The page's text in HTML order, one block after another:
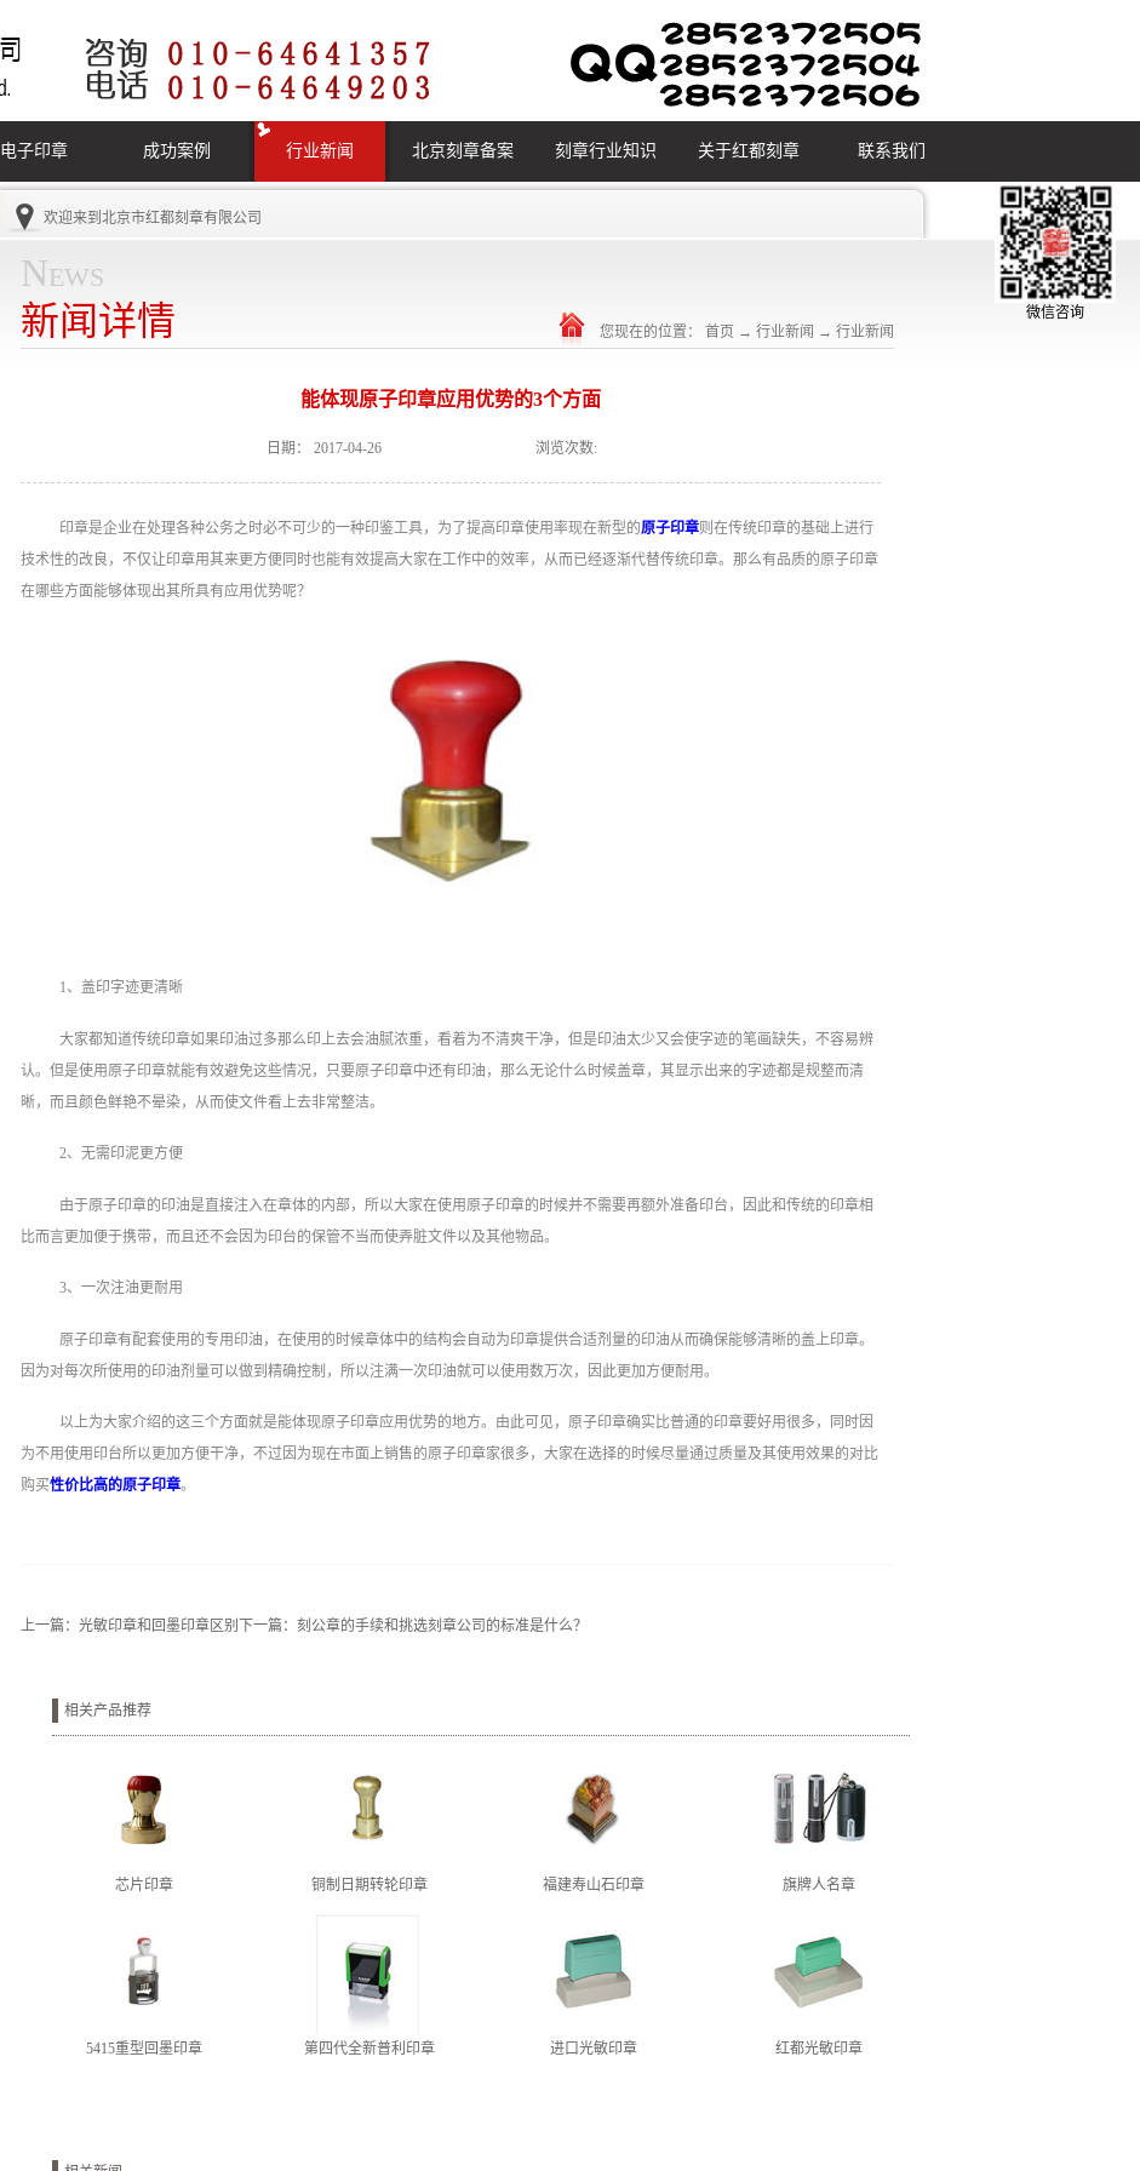
电子印章 成功案例 行业新闻 北京刻章备案 刻章行业知识 关于红都刻章 联系我们
欢迎来到 北京市红都刻章有限公司
News
新闻详情
您现在的位置： 首页 → 行业新闻 → 行业新闻
能体现原子印章应用优势的3个方面
日期： 2017-04-26 浏览次数:
印章是企业在处理各种公务之时必不可少的一种印鉴工具，为了提高印章使用率现在新型的原子印章则在传统印章的基础上进行
技术性的改良，不仅让印章用其来更方便同时也能有效提高大家在工作中的效率，从而已经逐渐代替传统印章。那么有品质的原子印章
在哪些方面能够体现出其所具有应用优势呢？
1、盖印字迹更清晰
大家都知道传统印章如果印油过多那么印上去会油腻浓重，看着为不清爽干净，但是印油太少又会使字迹的笔画缺失，不容易辨
认。但是使用原子印章就能有效避免这些情况，只要原子印章中还有印油，那么无论什么时候盖章，其显示出来的字迹都是规整而清
晰，而且颜色鲜艳不晕染，从而使文件看上去非常整洁。
2、无需印泥更方便
由于原子印章的印油是直接注入在章体的内部，所以大家在使用原子印章的时候并不需要再额外准备印台，因此和传统的印章相
比而言更加便于携带，而且还不会因为印台的保管不当而使弄脏文件以及其他物品。
3、一次注油更耐用
原子印章有配套使用的专用印油，在使用的时候章体中的结构会自动为印章提供合适剂量的印油从而确保能够清晰的盖上印章。
因为对每次所使用的印油剂量可以做到精确控制，所以注满一次印油就可以使用数万次，因此更加方便耐用。
以上为大家介绍的这三个方面就是能体现原子印章应用优势的地方。由此可见，原子印章确实比普通的印章要好用很多，同时因
为不用使用印台所以更加方便干净，不过因为现在市面上销售的原子印章家很多，大家在选择的时候尽量通过质量及其使用效果的对比
购买性价比高的原子印章。
上一篇：光敏印章和回墨印章区别下一篇：刻公章的手续和挑选刻章公司的标准是什么？
相关产品推荐
芯片印章 铜制日期转轮印章 福建寿山石印章 旗牌人名章
5415重型回墨印章 第四代全新普利印章 进口光敏印章 红都光敏印章
微信咨询